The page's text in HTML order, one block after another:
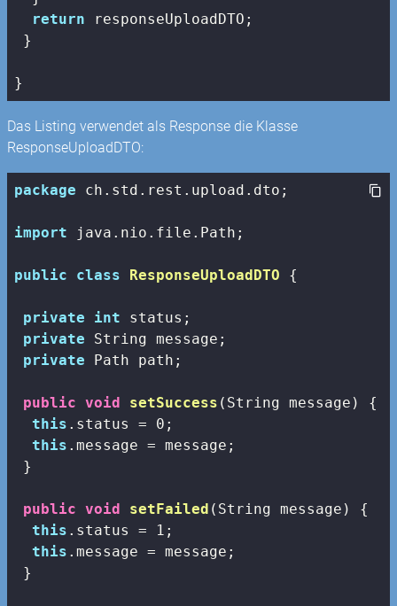
return responseUploadDTO;
}
Das Listing verwendet als Response die Klasse
ResponseUploadDTO:
package ch.std.rest.upload.dto;
import java.nio.file.Path;
public class ResponseUploadDTO {
private int status;
private String message;
private Path path;
public void setSuccess (String message)
{
this .status = 0 ;
this .message = message;
}
public void setFailed (String message)
{
this .status = 1 ;
this .message = message;
}